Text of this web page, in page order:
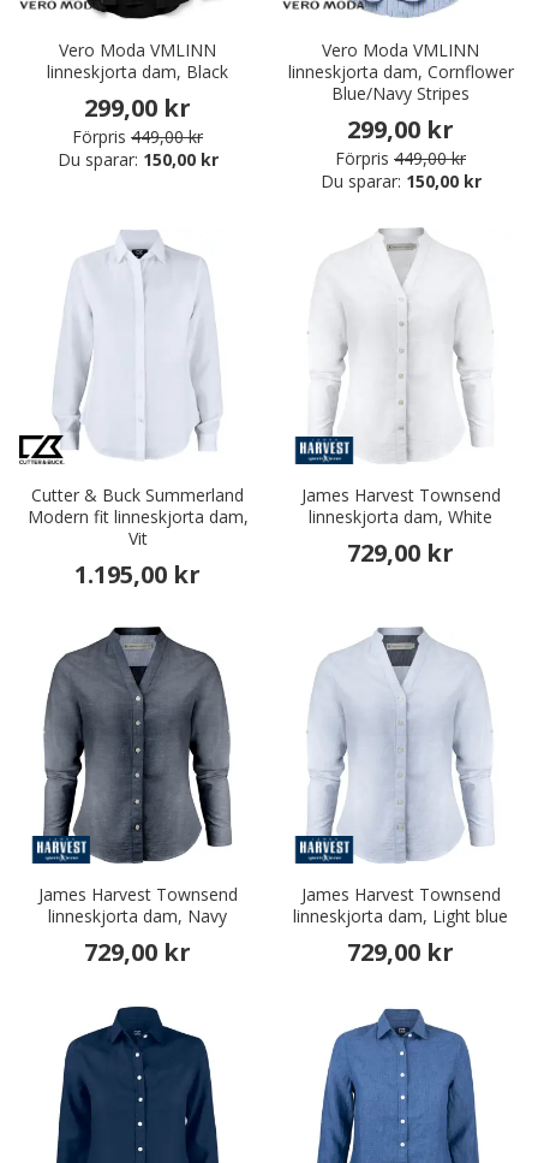
Vero Moda VMLINN
linneskjorta dam, Black
299,00 kr
Förpris 449,00 kr
Du sparar: 150,00 kr
Vero Moda VMLINN
linneskjorta dam, Cornflower
Blue/Navy Stripes
299,00 kr
Förpris 449,00 kr
Du sparar: 150,00 kr
Cutter & Buck Summerland
Modern fit linneskjorta dam,
Vit
1.195,00 kr
James Harvest Townsend
linneskjorta dam, White
729,00 kr
James Harvest Townsend
linneskjorta dam, Navy
729,00 kr
James Harvest Townsend
linneskjorta dam, Light blue
729,00 kr